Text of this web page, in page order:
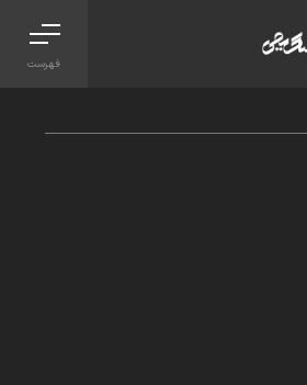
فهرست